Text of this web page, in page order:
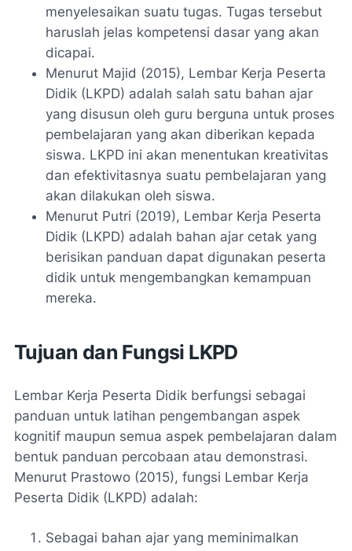
menyelesaikan suatu tugas. Tugas tersebut
haruslah jelas kompetensi dasar yang akan
dicapai.
Menurut Majid (2015), Lembar Kerja Peserta
Didik (LKPD) adalah salah satu bahan ajar
yang disusun oleh guru berguna untuk proses
pembelajaran yang akan diberikan kepada
siswa. LKPD ini akan menentukan kreativitas
dan efektivitasnya suatu pembelajaran yang
akan dilakukan oleh siswa.
Menurut Putri (2019), Lembar Kerja Peserta
Didik (LKPD) adalah bahan ajar cetak yang
berisikan panduan dapat digunakan peserta
didik untuk mengembangkan kemampuan
mereka.
Tujuan dan Fungsi LKPD
Lembar Kerja Peserta Didik berfungsi sebagai
panduan untuk latihan pengembangan aspek
kognitif maupun semua aspek pembelajaran dalam
bentuk panduan percobaan atau demonstrasi.
Menurut Prastowo (2015), fungsi Lembar Kerja
Peserta Didik (LKPD) adalah:
Sebagai bahan ajar yang meminimalkan